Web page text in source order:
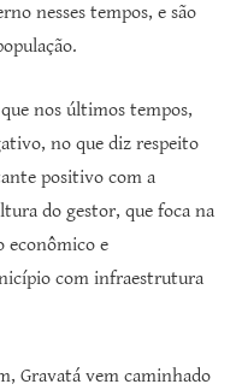
nesses tempos, e são
nos últimos tempos,
no que diz respeito
positivo com a
do gestor, que foca na
econômico e
com infraestrutura
Gravatá vem caminhado